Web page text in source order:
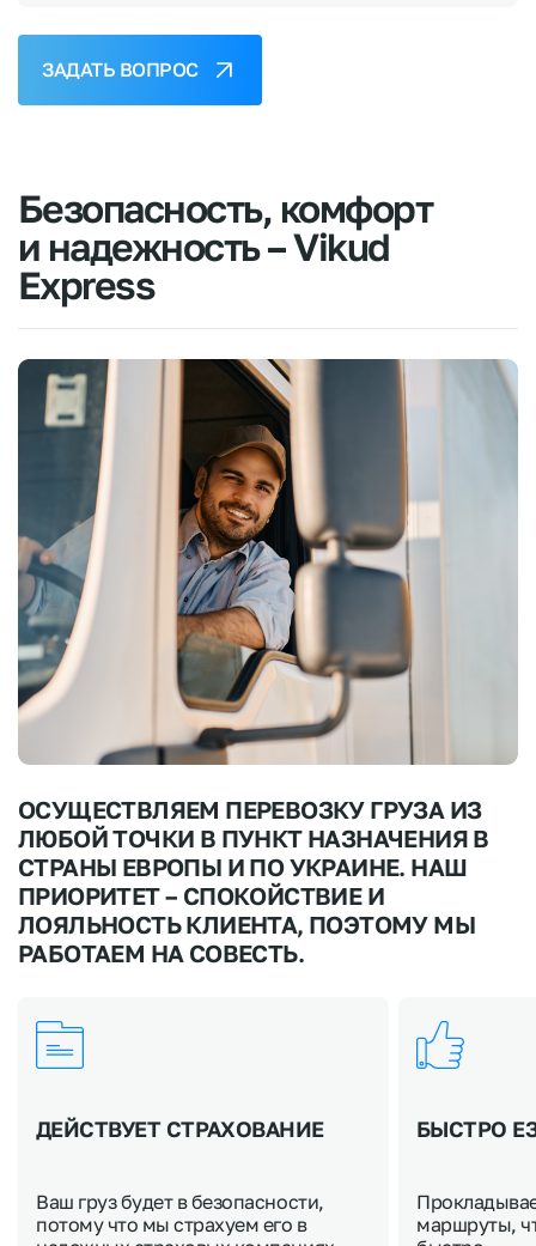
ЗАДАТЬ ВОПРОС
Безопасность, комфорт
и надежность–Vikud
Express
ОСУЩЕСТВЛЯЕМ ПЕРЕВОЗКУ ГРУЗА ИЗ
ЛЮБОЙ ТОЧКИ В ПУНКТ НАЗНАЧЕНИЯ В
СТРАНЫ ЕВРОПЫ И ПО УКРАИНЕ. НАШ
ПРИОРИТЕТ – СПОКОЙСТВИЕ И
ЛОЯЛЬНОСТЬ КЛИЕНТА, ПОЭТОМУ МЫ
РАБОТАЕМ НА СОВЕСТЬ.
ДЕЙСТВУЕТ СТРАХОВАНИЕ
Ваш груз будет в безопасности,
потому что мы страхуем его в
БЫСТРО
маршруты,